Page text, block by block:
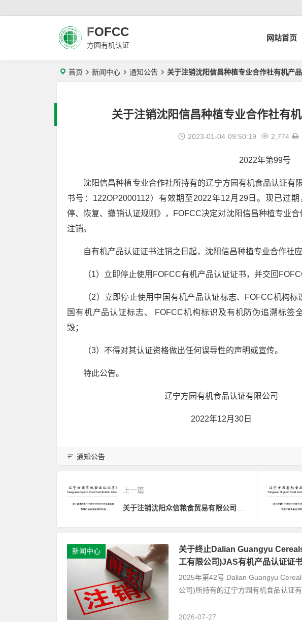
FOFCC
方园有机认证
网站首页
首页 新闻中心 通知公告 关于注销沈阳信昌种植专业合作社有机产
关于注销沈阳信昌种植专业合作社有
2023-01-04 09:50:19 2,774
2022年第99号
沈阳信昌种植专业合作社所持有的辽宁方园有机食品认证有
书号：122OP2000112）有效期至2022年12月29日。现已过
停、恢复、撤销认证规则》，FOFCC决定对沈阳信昌种植专业
注销。
自有机产品认证证书注销之日起，沈阳信昌种植专业合作社应
（1）立即停止使用FOFCC有机产品认证证书，并交回
（2）立即停止使用中国有机产品认证标志、FOFCC机构
国有机产品认证标志、 FOFCC机构标识及有机防伪追溯标签
毁；
（3）不得对其认证资格做出任何误导性的声明或宣传。
特此公告。
辽宁方园有机食品认证有限公司
2022年12月30日
通知公告
上一篇
新闻中心
关于终止Dalian Guangyu
工有限公司)JAS有机产品认证证
2025年第42号 Dalian Guangyu
公司)所持有的辽宁方园有机食品认证
2026-07-27